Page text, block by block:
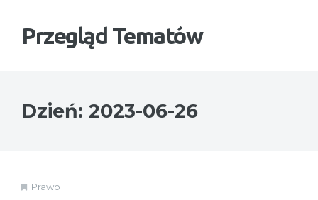
Przegląd Tematów
Dzień: 2023-06-26
Prawo